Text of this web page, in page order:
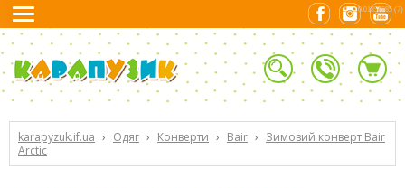
karapyzuk.if.ua › Одяг › Конверти › Bair › Зимовий конверт Bair
Arctic
0.01853585 (7)